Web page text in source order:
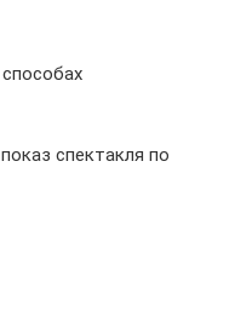
спектакля по